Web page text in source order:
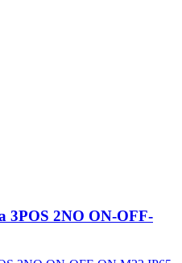
3POS 2NO ON-OFF-